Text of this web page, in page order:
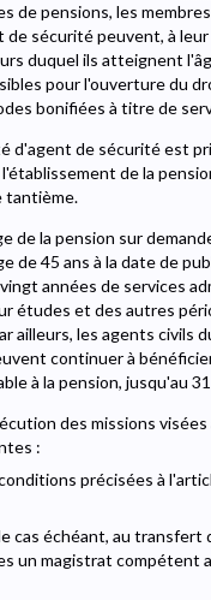
de pensions, les
sécurité peuvent, à
duquel ils atteignent
pour l'ouverture du
bonifiées à titre de
d'agent de sécurité est
de la
tantième.
de la pension sur
de 45 ans à la date de
années de services
études et des autres
ailleurs, les agents civils
continuer à
à la pension, jusqu'au
des missions
:
précisées à
cas échéant, au
un magistrat compétent